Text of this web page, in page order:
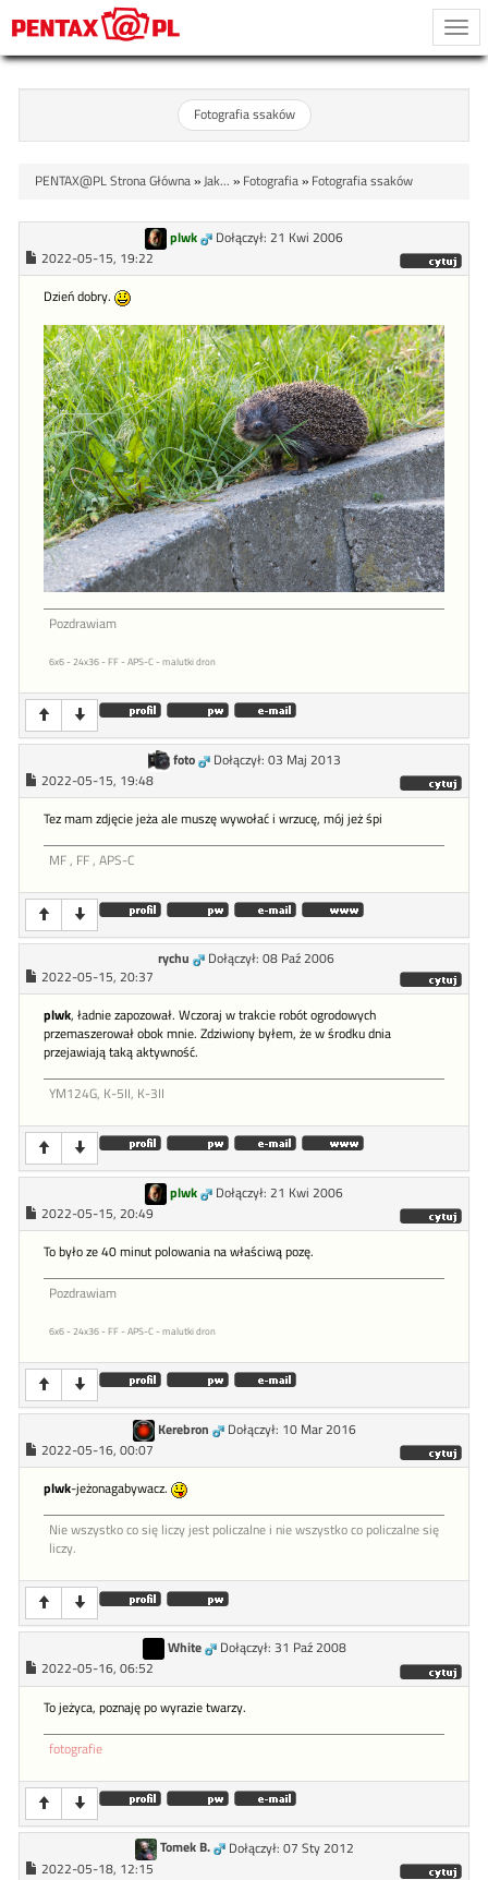
Fotografia ssaków
PENTAX@PL Strona Główna»Jak... » Fotografia» Fotografia ssaków
plwk
Dołączył: 21 Kwi 2006
2022-05-15, 19:22
Dzień dobry.
Pozdrawiam
6x6 - 24x36 - FF - APS-C - malutki dron
foto
Dołączył: 03 Maj 2013
2022-05-15, 19:48
Tez mam zdjęcie jeża ale muszę wywołać i wrzucę, mój jeż śpi
MF , FF , APS-C
rychu
Dołączył: 08 Paź 2006
2022-05-15, 20:37
plwk, ładnie zapozował. Wczoraj w trakcie robót ogrodowych
przemaszerował obok mnie. Zdziwiony byłem, że w środku dnia
przejawiają taką aktywność.
YM124G, K-5II, K-3II
plwk
Dołączył: 21 Kwi 2006
2022-05-15, 20:49
To było ze 40 minut polowania na właściwą pozę.
Pozdrawiam
6x6 - 24x36 - FF - APS-C - malutki dron
Kerebron
Dołączył: 10 Mar 2016
2022-05-16, 00:07
plwk-jeżonagabywacz.
Nie wszystko co się liczy jest policzalne i nie wszystko co policzalne się
liczy.
White
Dołączył: 31 Paź 2008
2022-05-16, 06:52
To jeżyca, poznaję po wyrazie twarzy.
fotografie
Tomek B.
Dołączył: 07 Sty 2012
2022-05-18, 12:15